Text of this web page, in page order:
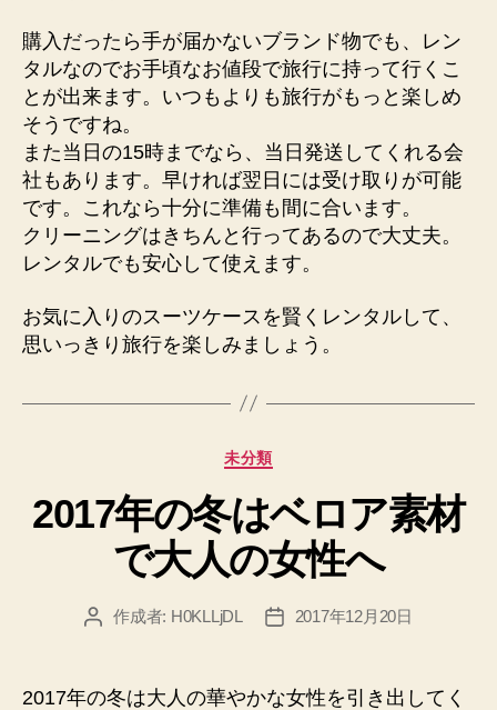
購入だったら手が届かないブランド物でも、レン
タルなのでお手頃なお値段で旅行に持って行くこ
とが出来ます。いつもよりも旅行がもっと楽しめ
そうですね。
また当日の15時までなら、当日発送してくれる会
社もあります。早ければ翌日には受け取りが可能
です。これなら十分に準備も間に合います。
クリーニングはきちんと行ってあるので大丈夫。
レンタルでも安心して使えます。
お気に入りのスーツケースを賢くレンタルして、
思いっきり旅行を楽しみましょう。
カ
ゴ
リ
ー
未分類
2017年の冬はベロア素材
で大人の女性へ
投 作成者: H0KLLjDL
投
2017年12月20日
2017年の冬は大人の華やかな女性を引き出してく